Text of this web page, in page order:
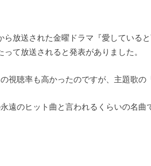
ら放送された金曜ドラマ『愛している
って放送されると発表がありました。
視聴率も高かったのですが、主題歌の
遠のヒット曲と言われるくらいの名曲